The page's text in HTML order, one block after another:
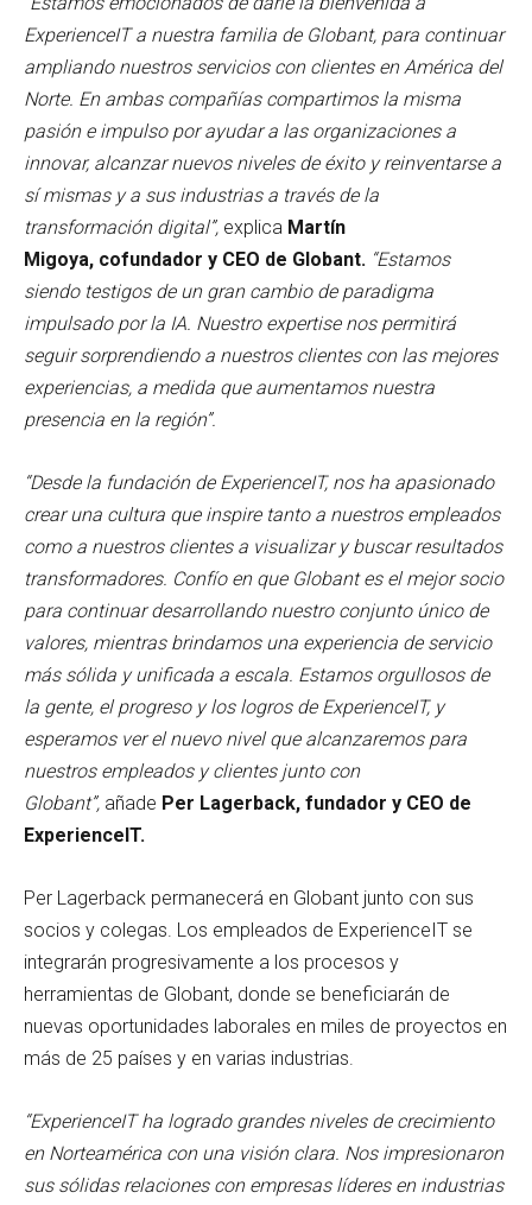
ExperienceIT a nuestra familia de Globant, para continuar
ampliando nuestros servicios con clientes en América del
Norte. En ambas compañías compartimos la misma
pasión e impulso por ayudar a las organizaciones a
innovar, alcanzar nuevos niveles de éxito y reinventarse a
sí mismas y a sus industrias a través de la
transformación digital”, explica Martín
Migoya, cofundador y CEO de Globant. “Estamos
siendo testigos de un gran cambio de paradigma
impulsado por la IA. Nuestro expertise nos permitirá
seguir sorprendiendo a nuestros clientes con las mejores
experiencias, a medida que aumentamos nuestra
presencia en la región”.
“Desde la fundación de ExperienceIT, nos ha apasionado
crear una cultura que inspire tanto a nuestros empleados
como a nuestros clientes a visualizar y buscar resultados
transformadores. Confío en que Globant es el mejor socio
para continuar desarrollando nuestro conjunto único de
valores, mientras brindamos una experiencia de servicio
más sólida y unificada a escala. Estamos orgullosos de
la gente, el progreso y los logros de ExperienceIT, y
esperamos ver el nuevo nivel que alcanzaremos para
nuestros empleados y clientes junto con
Globant”, añade Per Lagerback, fundador y CEO de
ExperienceIT.
Per Lagerback permanecerá en Globant junto con sus
socios y colegas. Los empleados de ExperienceIT se
integrarán progresivamente a los procesos y
herramientas de Globant, donde se beneficiarán de
nuevas oportunidades laborales en miles de proyectos en
más de 25 países y en varias industrias.
“ExperienceIT ha logrado grandes niveles de crecimiento
en Norteamérica con una visión clara. Nos impresionaron
sus sólidas relaciones con empresas líderes en industrias